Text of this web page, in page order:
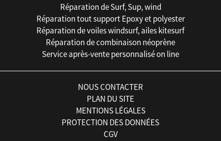
Réparation de Surf, Sup, wind
Réparation tout support Epoxy et polyester
Réparation de voiles windsurf, ailes kitesurf
Réparation de combinaison néoprène
Service après-vente personnalisé on line
NOUS CONTACTER
PLAN DU SITE
MENTIONS LÉGALES
PROTECTION DES DONNÉES
CGV